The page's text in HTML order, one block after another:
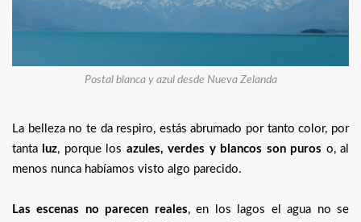
Postal blanca y azul desde Nueva Zelanda
La belleza no te da respiro, estás abrumado por tanto color, por
tanta luz, porque los azules, verdes y blancos son puros o, al
menos nunca habíamos visto algo parecido.
Las escenas no parecen reales, en los lagos el agua no se